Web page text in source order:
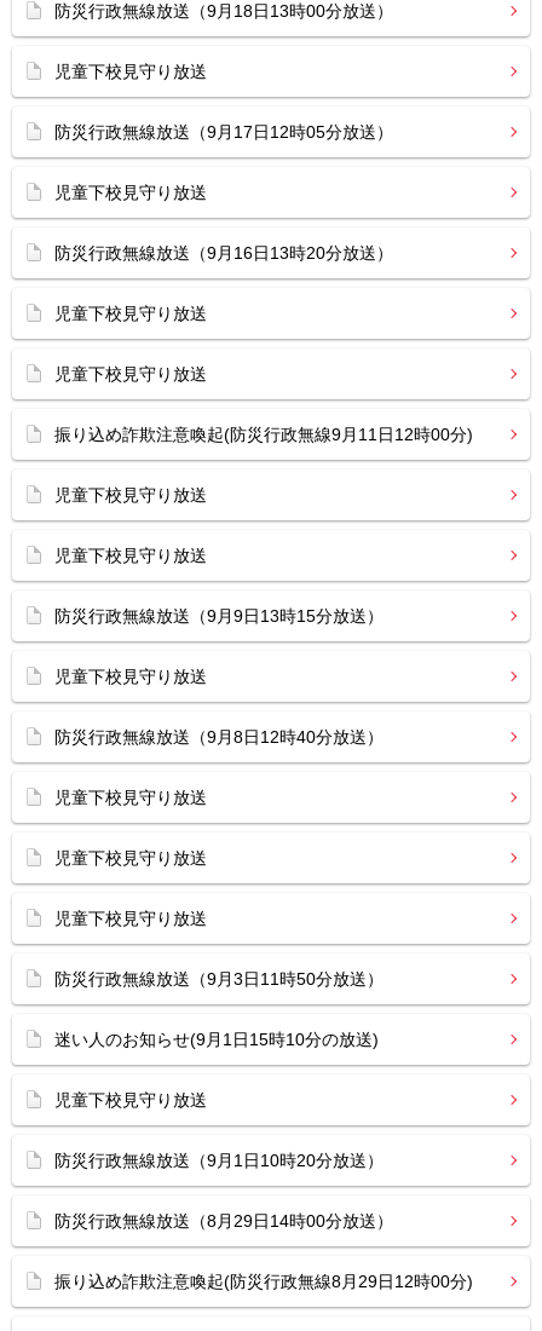
防災行政無線放送（9月18日13時00分放送）
児童下校見守り放送
防災行政無線放送（9月17日12時05分放送）
児童下校見守り放送
防災行政無線放送（9月16日13時20分放送）
児童下校見守り放送
児童下校見守り放送
振り込め詐欺注意喚起(防災行政無線9月11日12時00分)
児童下校見守り放送
児童下校見守り放送
防災行政無線放送（9月9日13時15分放送）
児童下校見守り放送
防災行政無線放送（9月8日12時40分放送）
児童下校見守り放送
児童下校見守り放送
児童下校見守り放送
防災行政無線放送（9月3日11時50分放送）
迷い人のお知らせ(9月1日15時10分の放送)
児童下校見守り放送
防災行政無線放送（9月1日10時20分放送）
防災行政無線放送（8月29日14時00分放送）
振り込め詐欺注意喚起(防災行政無線8月29日12時00分)